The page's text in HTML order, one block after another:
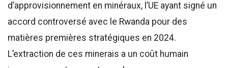
d’approvisionnement en minéraux, l’UE ayant signé un
accord controversé avec le Rwanda pour des
matières premières stratégiques en 2024.
L’extraction de ces minerais a un coût humain